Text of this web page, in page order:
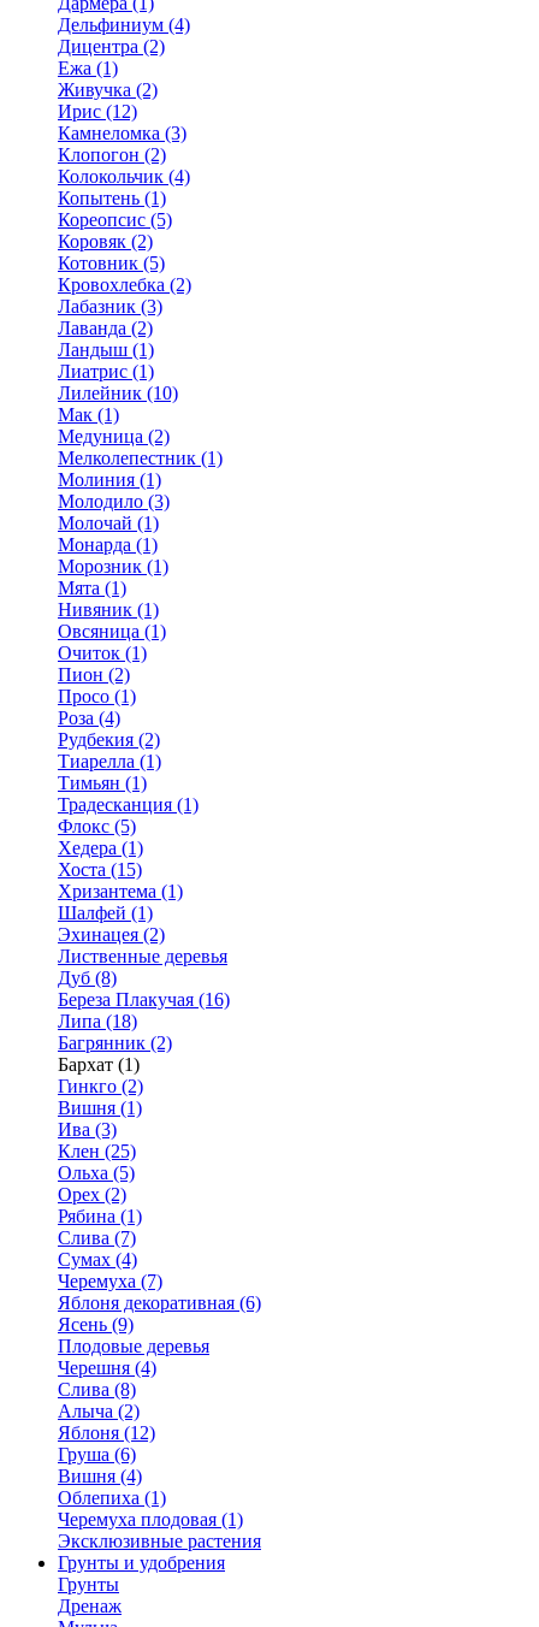
Дельфиниум (4)
Дицентра (2)
Ежа (1)
Живучка (2)
Ирис (12)
Камнеломка (3)
Клопогон (2)
Колокольчик (4)
Копытень (1)
Кореопсис (5)
Коровяк (2)
Котовник (5)
Кровохлебка (2)
Лабазник (3)
Лаванда (2)
Ландыш (1)
Лиатрис (1)
Лилейник (10)
Мак (1)
Медуница (2)
Мелколепестник (1)
Молиния (1)
Молодило (3)
Молочай (1)
Монарда (1)
Морозник (1)
Мята (1)
Нивяник (1)
Овсяница (1)
Очиток (1)
Пион (2)
Просо (1)
Роза (4)
Рудбекия (2)
Тиарелла (1)
Тимьян (1)
Традесканция (1)
Флокс (5)
Хедера (1)
Хоста (15)
Хризантема (1)
Шалфей (1)
Эхинацея (2)
Лиственные деревья
Дуб (8)
Береза Плакучая (16)
Липа (18)
Багрянник (2)
Бархат (1)
Гинкго (2)
Вишня (1)
Ива (3)
Клен (25)
Ольха (5)
Орех (2)
Рябина (1)
Слива (7)
Сумах (4)
Черемуха (7)
Яблоня декоративная (6)
Ясень (9)
Плодовые деревья
Черешня (4)
Слива (8)
Алыча (2)
Яблоня (12)
Груша (6)
Вишня (4)
Облепиха (1)
Черемуха плодовая (1)
Эксклюзивные растения
Грунты и удобрения
Грунты
Дренаж